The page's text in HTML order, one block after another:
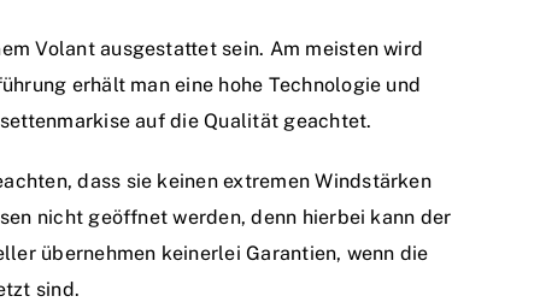
Volant ausgestattet sein. Am meisten wird
erhält man eine hohe Technologie und
auf die Qualität geachtet.
dass sie keinen extremen Windstärken
nicht geöffnet werden, denn hierbei kann der
übernehmen keinerlei Garantien, wenn die
sind.